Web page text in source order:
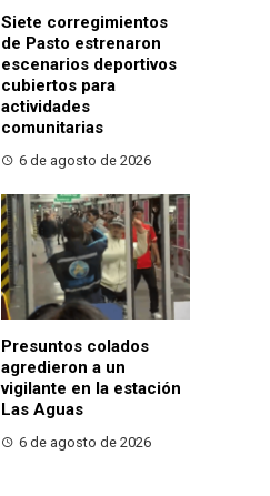
Siete corregimientos
de Pasto estrenaron
escenarios deportivos
cubiertos para
actividades
comunitarias
6 de agosto de 2026
Presuntos colados
agredieron a un
vigilante en la estación
Las Aguas
6 de agosto de 2026